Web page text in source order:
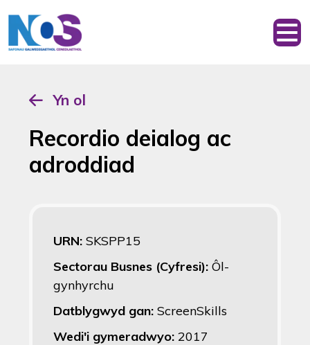
Yn ol
Recordio deialog ac
adroddiad
URN: SKSPP15
Sectorau Busnes (Cyfresi): Ôl-
gynhyrchu
Datblygwyd gan: ScreenSkills
Wedi'i gymeradwyo: 2017